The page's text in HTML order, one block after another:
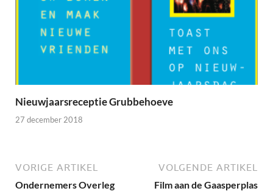
Nieuwjaarsreceptie Grubbehoeve
27 december 2018
VORIGE ARTIKEL
Ondernemers Overleg
VOLGENDE ARTIKEL
Film aan de Gaasperplas